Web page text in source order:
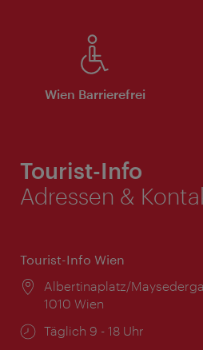
Wien Barrierefrei
Tourist-Info
Adressen &
Tourist-Info Wien
Ort:
Albertinaplatz/
1010 Wien
Öffnungszeiten:
Täglich 9 - 18 Uhr